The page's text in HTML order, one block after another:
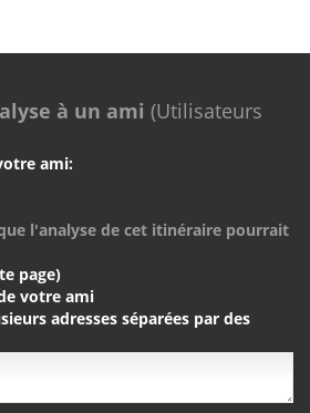
à un ami (Utilisateurs
ami:
l'analyse de cet itinéraire pourrait
page)
votre ami
adresses séparées par des